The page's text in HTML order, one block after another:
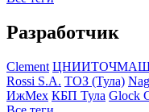
Разработчик
Clement
Rossi S.A. ТОЗ (Тула)
ИжМех КБП Тула Glock